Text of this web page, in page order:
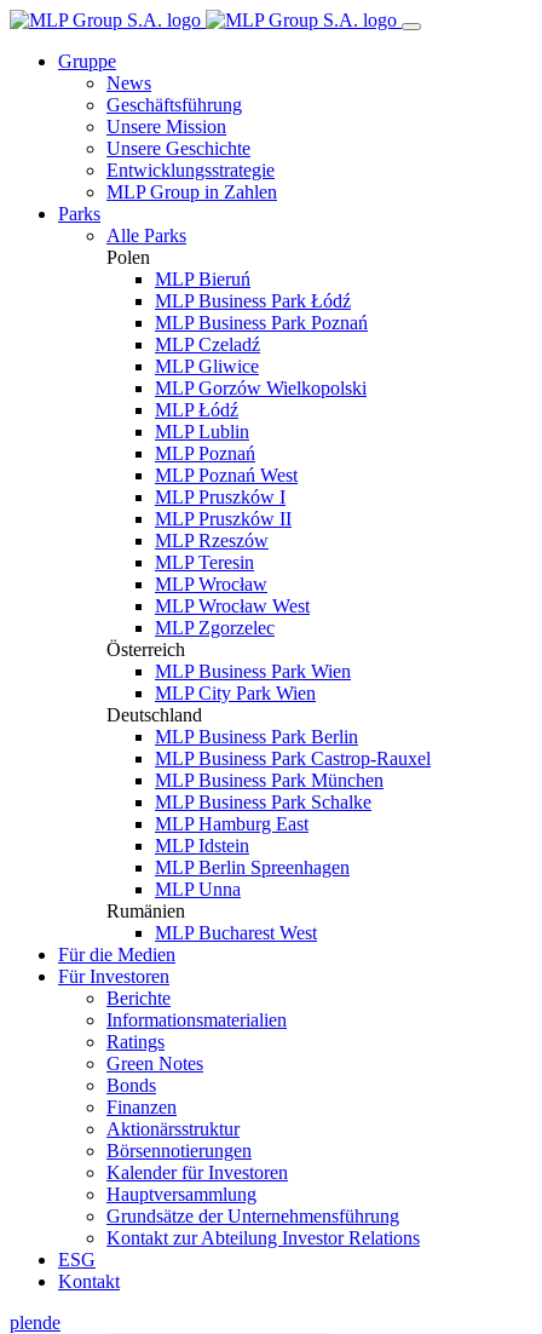
Gruppe
News
Geschäftsführung
Unsere Mission
Unsere Geschichte
Entwicklungsstrategie
MLP Group in Zahlen
Parks
Alle Parks
Polen
MLP Bieruń
MLP Business Park Łódź
MLP Business Park Poznań
MLP Czeladź
MLP Gliwice
MLP Gorzów Wielkopolski
MLP Łódź
MLP Lublin
MLP Poznań
MLP Poznań West
MLP Pruszków I
MLP Pruszków II
MLP Rzeszów
MLP Teresin
MLP Wrocław
MLP Wrocław West
MLP Zgorzelec
Österreich
MLP Business Park Wien
MLP City Park Wien
Deutschland
MLP Business Park Berlin
MLP Business Park Castrop-Rauxel
MLP Business Park München
MLP Business Park Schalke
MLP Hamburg East
MLP Idstein
MLP Berlin Spreenhagen
MLP Unna
Rumänien
MLP Bucharest West
Für die Medien
Für Investoren
Berichte
Informationsmaterialien
Ratings
Green Notes
Bonds
Finanzen
Aktionärsstruktur
Börsennotierungen
Kalender für Investoren
Hauptversammlung
Grundsätze der Unternehmensführung
Kontakt zur Abteilung Investor Relations
ESG
Kontakt
plende